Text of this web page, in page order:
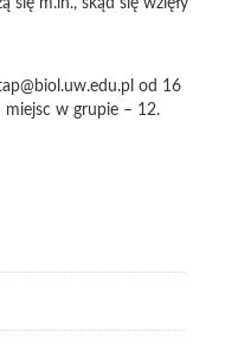
się m.in., skąd się wzięły
od 16
miejsc w grupie – 12.